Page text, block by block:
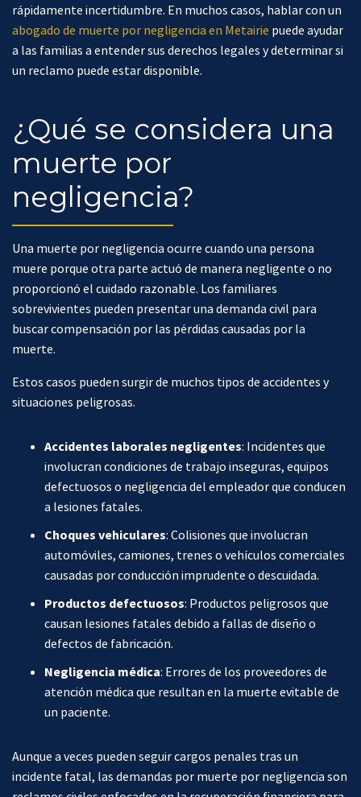
rápidamente incertidumbre. En muchos casos, hablar con un
abogado de muerte por negligencia en Metairie puede ayudar
a las familias a entender sus derechos legales y determinar si
un reclamo puede estar disponible.
¿Qué se considera una
muerte por
negligencia?
Una muerte por negligencia ocurre cuando una persona
muere porque otra parte actuó de manera negligente o no
proporcionó el cuidado razonable. Los familiares
sobrevivientes pueden presentar una demanda civil para
buscar compensación por las pérdidas causadas por la
muerte.
Estos casos pueden surgir de muchos tipos de accidentes y
situaciones peligrosas.
Accidentes laborales negligentes: Incidentes que
involucran condiciones de trabajo inseguras, equipos
defectuosos o negligencia del empleador que conducen
a lesiones fatales.
Choques vehiculares: Colisiones que involucran
automóviles, camiones, trenes o vehículos comerciales
causadas por conducción imprudente o descuidada.
Productos defectuosos: Productos peligrosos que
causan lesiones fatales debido a fallas de diseño o
defectos de fabricación.
Negligencia médica: Errores de los proveedores de
atención médica que resultan en la muerte evitable de
un paciente.
Aunque a veces pueden seguir cargos penales tras un
incidente fatal, las demandas por muerte por negligencia son